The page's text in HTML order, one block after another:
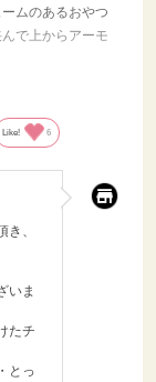
ムのあるおやつ
で上からアーモ
にも。助かって
Like! 6
、
いま
たチ
とっ